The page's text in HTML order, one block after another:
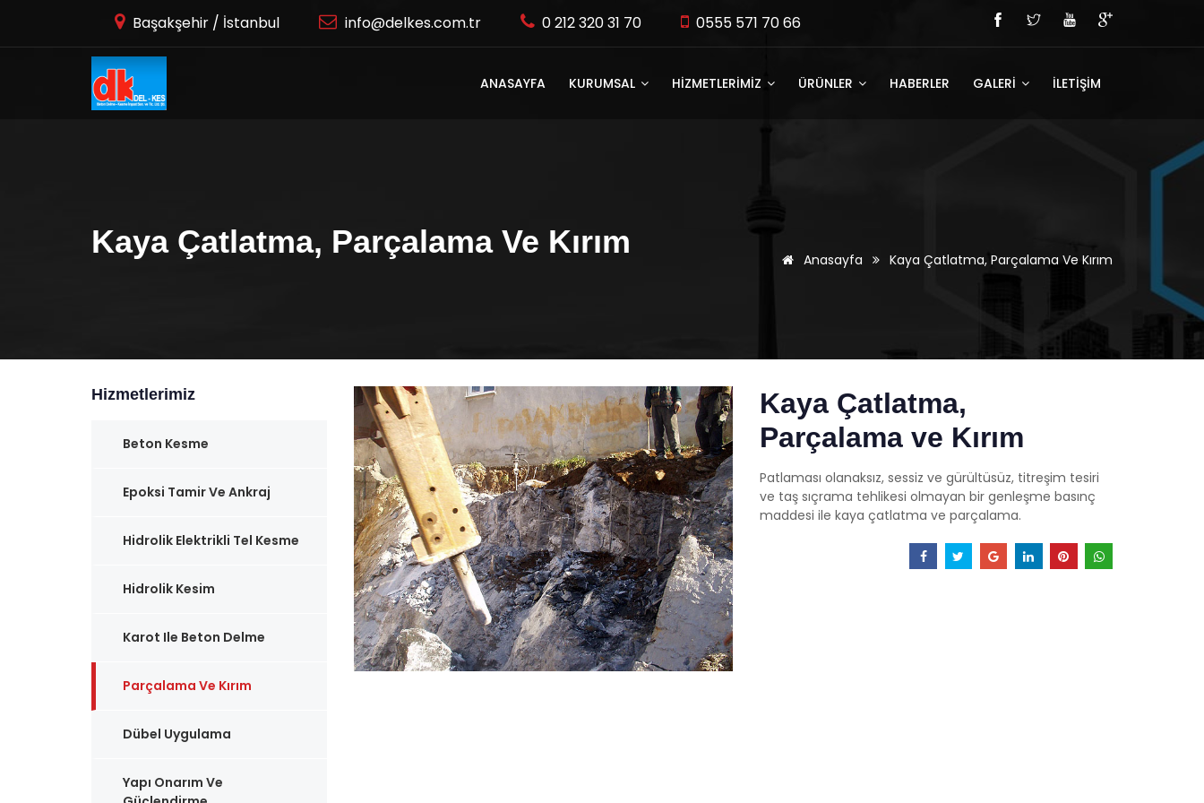
Başakşehir / İstanbul info@delkes.com.tr 0 212 320 31 70 0555 571 70 66
ANASAYFA KURUMSAL HİZMETLERİMİZ ÜRÜNLER HABERLER GALERİ İLETİŞİM
Kaya Çatlatma, Parçalama Ve Kırım Anasayfa Kaya Çatlatma, Parçalama Ve Kırım
Hizmetlerimiz
Beton Kesme
Epoksi Tamir Ve Ankraj
Hidrolik Elektrikli Tel Kesme
Hidrolik Kesim
Karot Ile Beton Delme
Parçalama Ve Kırım
Dübel Uygulama
Yapı Onarım Ve
Kaya Çatlatma,
Parçalama ve Kırım
Patlaması olanaksız, sessiz ve gürültüsüz, titreşim tesiri
ve taş sıçrama tehlikesi olmayan bir genleşme basınç
maddesi ile kaya çatlatma ve parçalama.